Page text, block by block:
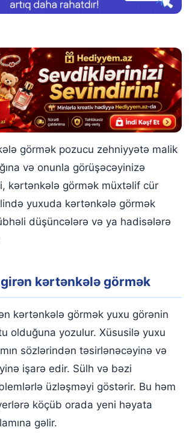
görmək pozucu zehniyyətə malik
və onunla görüşəcəyinizə
kərtənkələ görmək müxtəlif cür
yuxuda kərtənkələ görmək
düşüncələrə və ya hadisələrə
kərtənkələ görmək
kərtənkələ görmək yuxu görənin
olduğuna yozulur. Xüsusilə yuxu
sözlərindən təsirlənəcəyinə və
işarə edir. Sülh və bəzi
üzləşməyi göstərir. Bu həm
köçüb orada yeni həyata
gəlir.